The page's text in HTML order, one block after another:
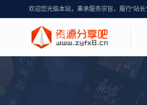
欢迎您光临本站，秉承服务宗旨，履行"站